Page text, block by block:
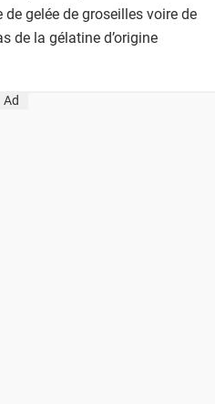
gelée de groseilles voire de
de la gélatine d’origine
Ad